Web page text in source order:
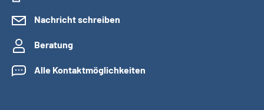
Nachricht schreiben
Beratung
Alle Kontaktmöglichkeiten